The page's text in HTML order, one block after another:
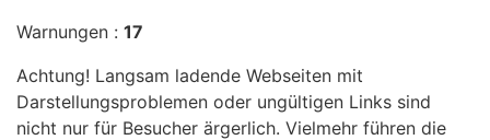
Warnungen : 17
Achtung! Langsam ladende Webseiten mit
Darstellungsproblemen oder ungültigen Links sind
nicht nur für Besucher ärgerlich. Vielmehr führen die